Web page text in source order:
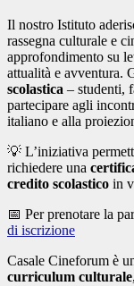
Il nostro Istituto
rassegna culturale e
approfondimento su
attualità e avventura.
scolastica – studenti,
partecipare agli
italiano e alla
💡 L’iniziativa
richiedere una
credito scolastico in
📅 Per prenotare la
di iscrizione
Casale Cineforum è
curriculum culturale